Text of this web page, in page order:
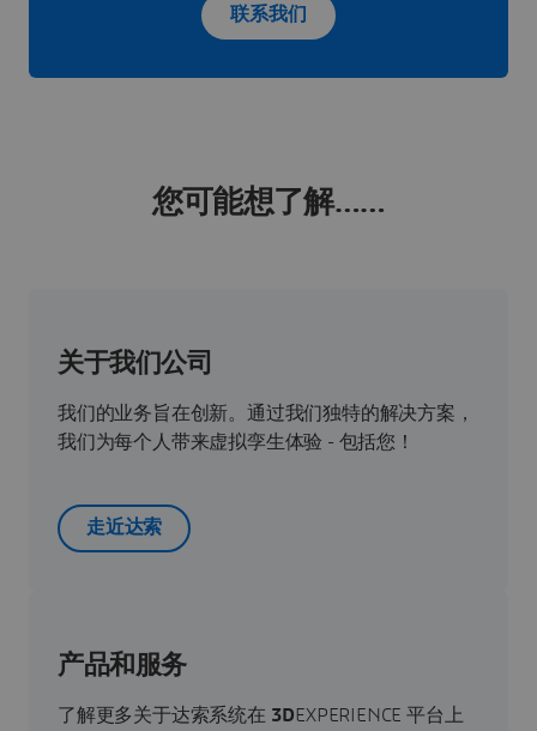
联系我们
您可能想了解……
关于我们公司
我们的业务旨在创新。通过我们独特的解决方案，
我们为每个人带来虚拟孪生体验 - 包括您！
走近达索
产品和服务
了解更多关于达索系统在 3DEXPERIENCE 平台上